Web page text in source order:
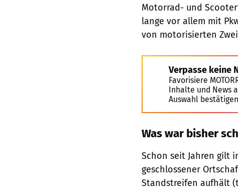
Motorrad- und
lange vor allem mit
von motorisierten
Verpasse keine
Favorisiere
Inhalte und News
Auswahl
Was war bisher
Schon seit Jahren gilt
geschlossener
Standstreifen aufhält